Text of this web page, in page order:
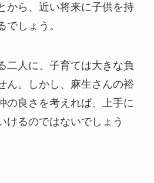
から、近い将来に子供を持
でしょう。
二人に、子育ては大きな負
ん。しかし、麻生さんの裕
の良さを考えれば、上手に
けるのではないでしょう